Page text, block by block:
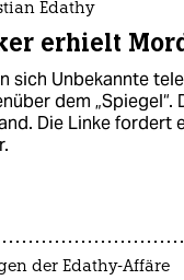
Edathy
erhielt
sich Unbekannte
dem „Spiegel“.
Die Linke fordert
der Edathy-Affäre